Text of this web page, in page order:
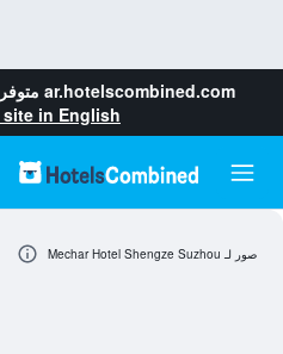
ar.hotelscombined.com
in English
صور لـ Mechar Hotel Shengze Suzhou